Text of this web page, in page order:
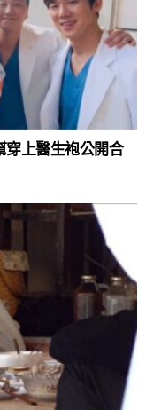
穿上醫生袍公開合